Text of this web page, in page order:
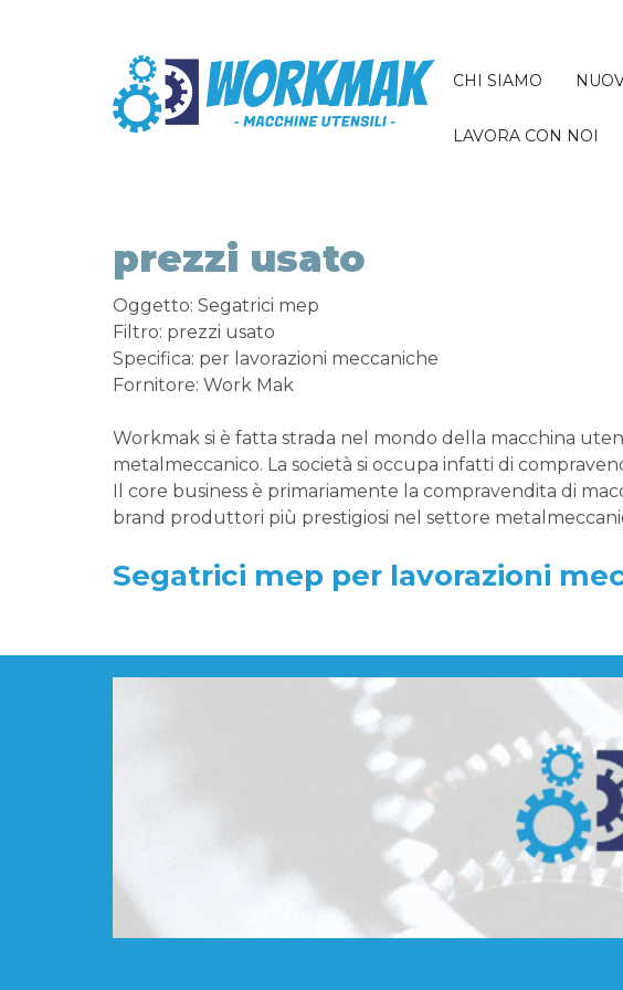
CHI SIAMO
LAVORA CON NOI
prezzi usato
Oggetto: Segatrici mep
Filtro: prezzi usato
Specifica: per lavorazioni meccaniche
Fornitore: Work Mak
Workmak si è fatta strada nel mondo della macchina
metalmeccanico. La società si occupa infatti di
Il core business è primariamente la compravendita di
brand produttori più prestigiosi nel settore
Segatrici mep per lavorazioni